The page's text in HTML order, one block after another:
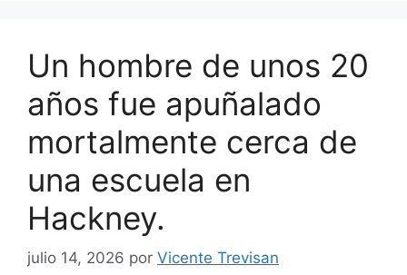
Un hombre de unos 20
años fue apuñalado
mortalmente cerca de
una escuela en
Hackney.
julio 14, 2026 por Vicente Trevisan